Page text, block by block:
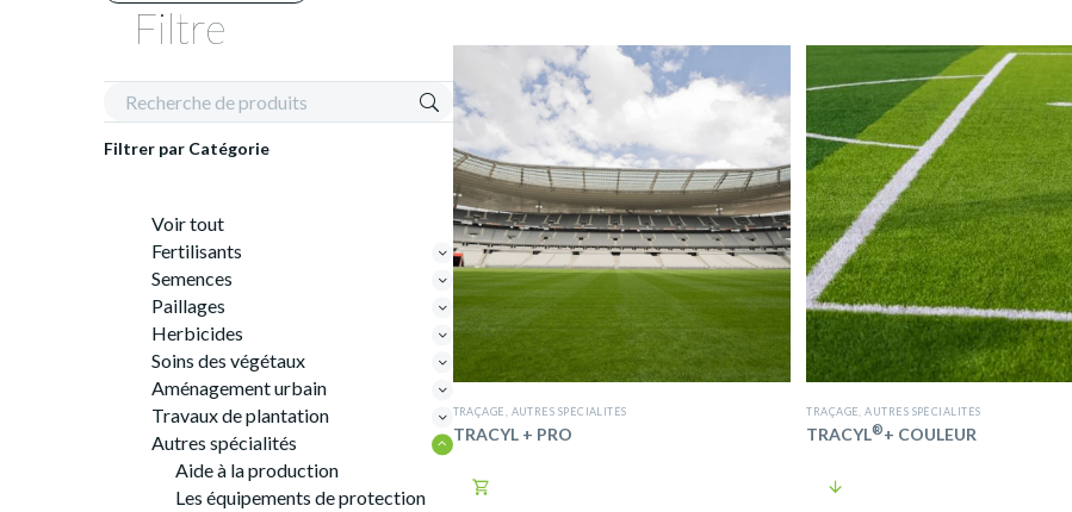
Filtre
Filtrer par Catégorie
Voir tout
Fertilisants
Semences
Paillages
Herbicides
Soins des végétaux
Aménagement urbain
Travaux de plantation
Autres spécialités
Aide à la production
Les équipements de protection
TRAÇAGE AUTRES SPÉCIALITÉS
TRACYL + PRO

TRAÇAGE ,AUTRES SPÉCIALITÉS
TRACYL®+ COULEUR
